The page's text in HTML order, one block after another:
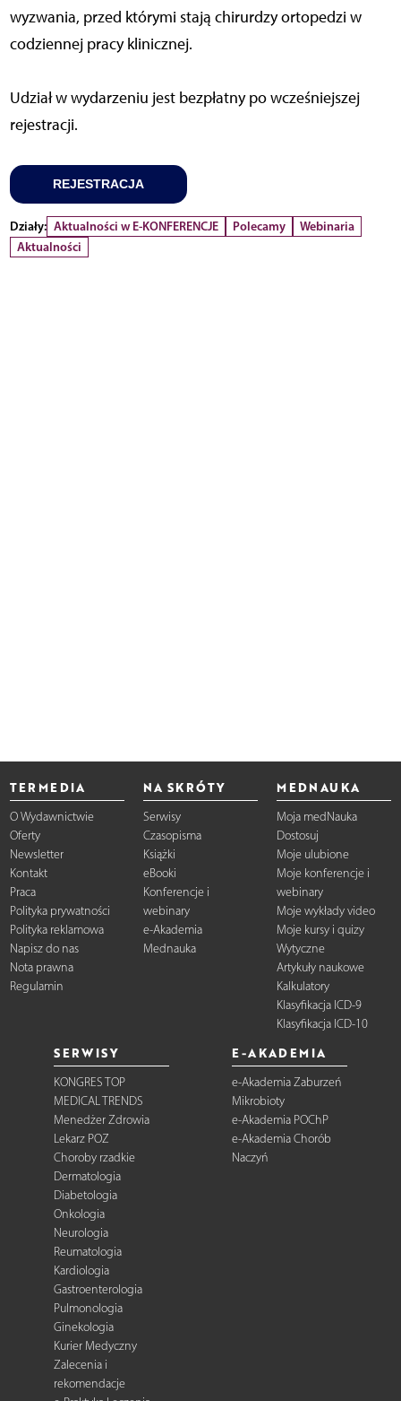
wyzwania, przed którymi stają chirurdzy ortopedzi w
codziennej pracy klinicznej.
Udział w wydarzeniu jest bezpłatny po wcześniejszej
rejestracji.
REJESTRACJA
Działy: Aktualności w E-KONFERENCJE Polecamy
Webinaria
Aktualności
TERMEDIA
O Wydawnictwie
Oferty
Newsletter
Kontakt
Praca
Polityka prywatności
Polityka reklamowa
Napisz do nas
Nota prawna
Regulamin
NA SKRÓTY
Serwisy
Czasopisma
Książki
eBooki
Konferencje i
webinary
e-Akademia
Mednauka
MEDNAUKA
Moja medNauka
Dostosuj
Moje ulubione
Moje konferencje i
webinary
Moje wykłady video
Moje kursy i quizy
Wytyczne
Artykuły naukowe
Kalkulatory
Klasyfikacja ICD-9
Klasyfikacja ICD-10
SERWISY
KONGRES TOP
MEDICAL TRENDS
Menedżer Zdrowia
Lekarz POZ
Choroby rzadkie
Dermatologia
Diabetologia
Onkologia
Neurologia
Reumatologia
Kardiologia
Gastroenterologia
Pulmonologia
Ginekologia
Kurier Medyczny
Zalecenia i
rekomendacje
E-AKADEMIA
e-Akademia Zaburzeń
Mikrobioty
e-Akademia POChP
e-Akademia Chorób
Naczyń